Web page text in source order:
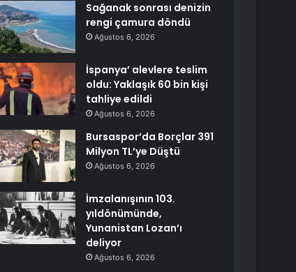
Sağanak sonrası denizin
rengi çamura döndü
Ağustos 6, 2026
İspanya’ alevlere teslim
oldu: Yaklaşık 60 bin kişi
tahliye edildi
Ağustos 6, 2026
Bursaspor’da Borçlar 391
Milyon TL’ye Düştü
Ağustos 6, 2026
İmzalanışının 103.
yıldönümünde,
Yunanistan Lozan’ı
deliyor
Ağustos 6, 2026